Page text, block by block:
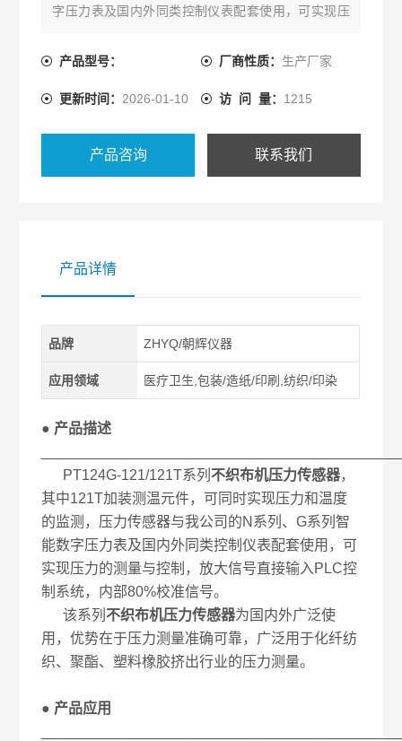
字压力表及国内外同类控制仪表配套使用，可实现压
产品型号：
厂商性质： 生产厂家
更新时间： 2026-01-10 访 问 量： 1215
产品咨询 联系我们
产品详情
品牌 ZHYQ/朝辉仪器
应用领域 医疗卫生,包装/造纸/印刷,纺织/印染
● 产品描述
PT124G-121/121T系列不织布机压力传感器，
其中121T加装测温元件，可同时实现压力和温度
的监测，压力传感器与我公司的N系列、G系列智
能数字压力表及国内外同类控制仪表配套使用，可
实现压力的测量与控制，放大信号直接输入PLC控
制系统，内部80%校准信号。
该系列不织布机压力传感器为国内外广泛使
用，优势在于压力测量准确可靠，广泛用于化纤纺
织、聚酯、塑料橡胶挤出行业的压力测量。
● 产品应用